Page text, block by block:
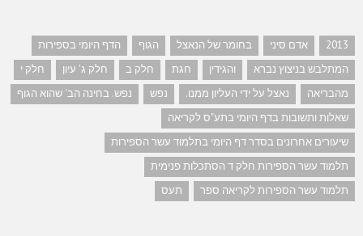
2013 אדם סיני בחומר של הנאצל הגוף
הדף היומי בספירות
המתלבש בניצוץ נברא
והגידין חגת חלק ב חלק ג' עיון
חלק י
מהבריאה
נאצל על ידי העליון ממנו. נפש
נפש. בחינה הב' שהוא הגוף
שאלות ותשובות בדף היומי בתע"ס לקריאה
שיעורים אחרונים בסדר דף היומי בתלמוד עשר הספירות
תלמוד עשר הספירות חלק ד הסתכלות פנימית
תלמוד עשר הספירות לקריאה ספר
תעס